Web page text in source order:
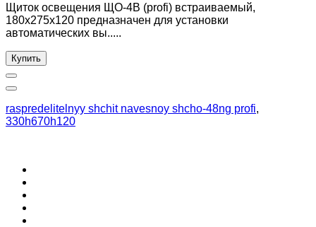
Щиток освещения ЩО-4В (profi) встраиваемый,
180x275x120 предназначен для установки
автоматических вы.....
Купить
raspredelitelnyy shchit navesnoy shcho-48ng profi,
330h670h120